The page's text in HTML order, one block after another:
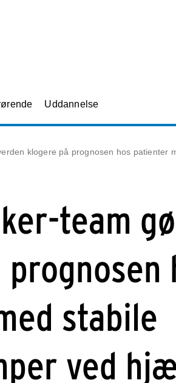
Uddannelse
klogere på prognosen hos patienter
team
stabile
ved